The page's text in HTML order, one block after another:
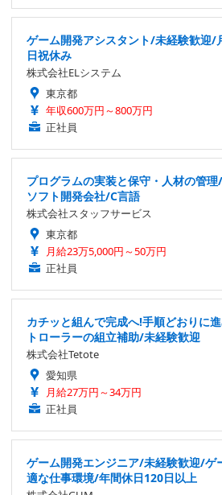
ゲーム開発アシスタント/未経験歓迎/
日祝休み
株式会社ELシステム
東京都
年収600万円～800万円
正社員
プログラムの実装と保守・人材の管
ソフト開発会社/C言語
株式会社スタッフサービス
東京都
月給23万5,000円～50万円
正社員
カチッと組んで完成へ!手順どおりに
トローラーの組立補助/未経験歓迎
株式会社Tetote
愛知県
月給27万円～34万円
正社員
ゲーム開発エンジニア/未経験歓迎/ゲ
適な仕事環境/年間休日120日以上